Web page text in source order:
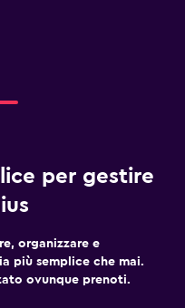
per gestire
organizzare e
più semplice che mai.
ovunque prenoti.